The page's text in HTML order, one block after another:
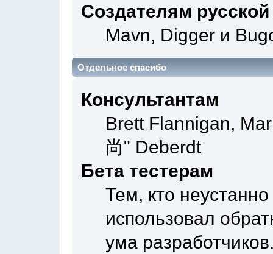
Создателям
Mavn, Digger и
Отдельное спасибо
Консультантам
Brett Flannigan,
尚" Deberdt
Бета тестерам
Тем, кто
использовал
ума